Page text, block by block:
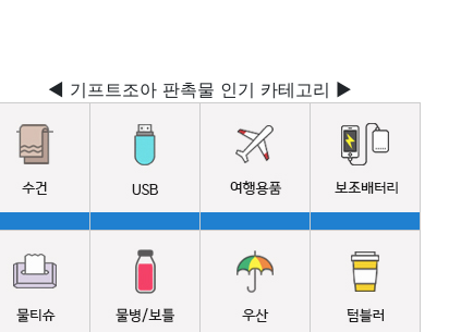
◀ 기프트조아 판촉물 인기 카테고리 ▶